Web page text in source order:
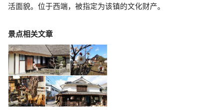
活面貌。位于西端，被指定为该镇的文化财产。
景点相关文章